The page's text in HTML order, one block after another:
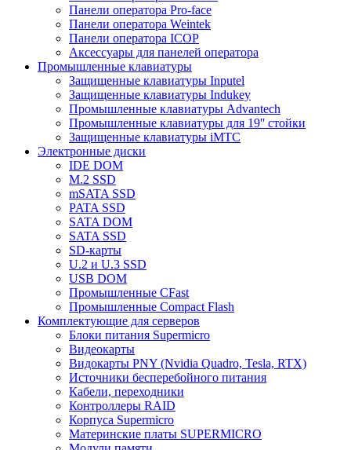
Панели оператора Pro-face
Панели оператора Weintek
Панели оператора ICOP
Аксессуары для панелей оператора
Промышленные клавиатуры
Защищенные клавиатуры Inputel
Защищенные клавиатуры Indukey
Промышленные клавиатуры Advantech
Промышленные клавиатуры для 19'' стойки
Защищенные клавиатуры iMTC
Электронные диски
IDE DOM
M.2 SSD
mSATA SSD
PATA SSD
SATA DOM
SATA SSD
SD-карты
U.2 и U.3 SSD
USB DOM
Промышленные CFast
Промышленные Compact Flash
Комплектующие для серверов
Блоки питания Supermicro
Видеокарты
Видокарты PNY (Nvidia Quadro, Tesla, RTX)
Источники бесперебойного питания
Кабели, переходники
Контроллеры RAID
Корпуса Supermicro
Материнские платы SUPERMICRO